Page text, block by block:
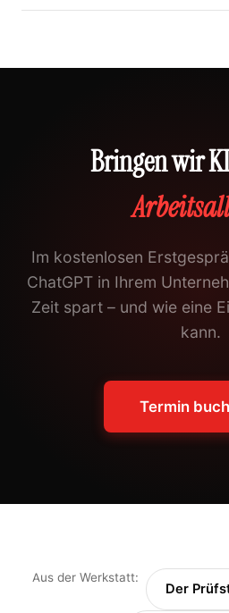
Bringen wir
Im kostenlosen
ChatGPT in Ihrem
Zeit spart – und wie eine
kann.
Termin
Aus der Werkstatt:
Der